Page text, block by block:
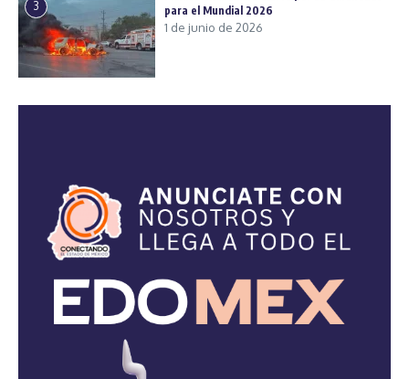
3
para el Mundial 2026
1 de junio de 2026